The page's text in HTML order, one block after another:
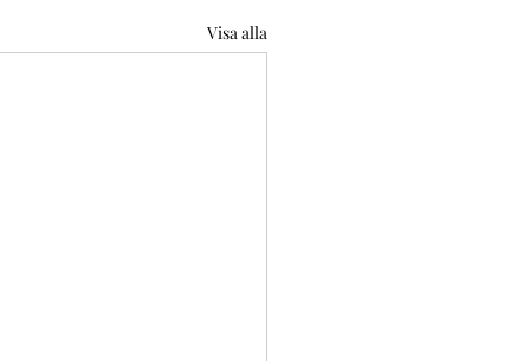
Visa alla